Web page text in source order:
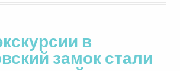
в
замок стали